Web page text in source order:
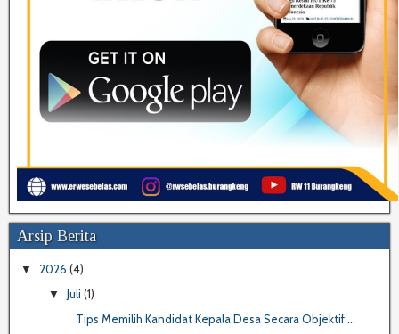
Arsip Berita
▼ 2026 (4)
▼ Juli (1)
Tips Memilih Kandidat Kepala Desa Secara Objektif ...